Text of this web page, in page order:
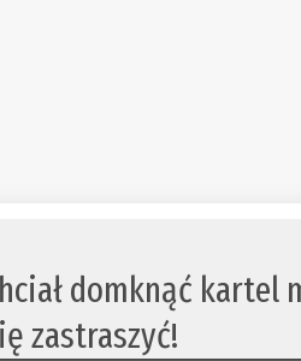
domknąć kartel
zastraszyć!